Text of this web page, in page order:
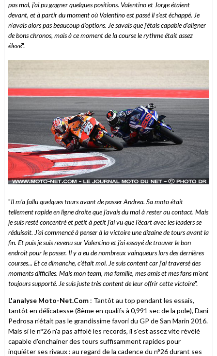
pas mal, j’ai pu gagner quelques positions. Valentino et Jorge étaient
devant, et à partir du moment où Valentino est passé il s’est échappé. Je
n’avais alors pas beaucoup d’options. Je savais que j’étais capable d’aligner
de bons chronos, mais à ce moment de la course le rythme était assez
élevé".
"Il m'a fallu quelques tours avant de passer Andrea. Sa moto était
tellement rapide en ligne droite que j’avais du mal à rester au contact. Mais
je suis resté concentré et petit à petit j’ai vu que l’écart avec les leaders se
réduisait. J’ai commencé à penser à la victoire une dizaine de tours avant la
fin. Et puis je suis revenu sur Valentino et j’ai essayé de trouver le bon
endroit pour le passer. Il y a eu de nombreux vainqueurs lors des dernières
courses... Et ce dimanche, c’était moi. Je suis content car j’ai traversé des
moments difficiles. Mais mon team, ma famille, mes amis et mes fans m’ont
toujours supporté. Je suis juste très content de leur offrir cette victoire".
L'analyse Moto-Net.Com : Tantôt au top pendant les essais,
tantôt en délicatesse (8ème en qualifs à 0,991 sec de la pole), Dani
Pedrosa n'était pas le grandissime favori du GP de San Marin 2016.
Mais si le n°26 n'a pas affolé les records, il s'est assez vite révélé
capable d'enchainer des tours suffisamment rapides pour
inquiéter ses rivaux : au regard de la cadence du n°26 durant ses